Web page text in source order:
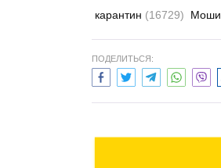
карантин (16729)
ПОДЕЛИТЬСЯ: